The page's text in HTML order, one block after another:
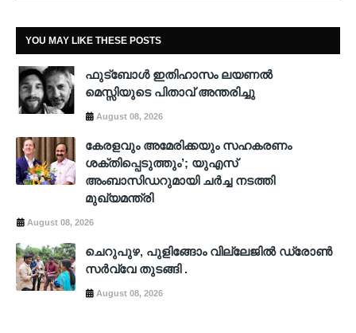
YOU MAY LIKE THESE POSTS
ഫുട്ബോൾ ഇതിഹാസം ലയണൽ
മെസ്സിയുടെ പിതാവ് അന്തരിച്ചു
August 08, 2026
കേരളവും അമേരിക്കയും സഹകരണം
ശക്തിപ്പെടുത്തും’; യുഎസ്
അംബാസിഡറുമായി ചർച്ച നടത്തി
മുഖ്യമന്ത്രി
August 08, 2026
ചെറുപുഴ, പുളിങ്ങോം വില്ലേജിൽ ഡ്രോൺ
സർവ്വേ തുടങ്ങി .
August 08, 2026